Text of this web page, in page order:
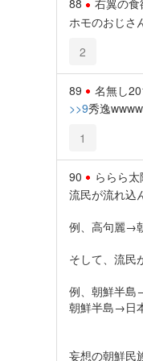
88 右翼の
ホモのおじさ
2
89 名無し
>>9秀逸
1
90 ららら太
流民が流れ込
例、高句麗→
そして、流民
例、朝鮮半
朝鮮半島→日
妄想の朝鮮民